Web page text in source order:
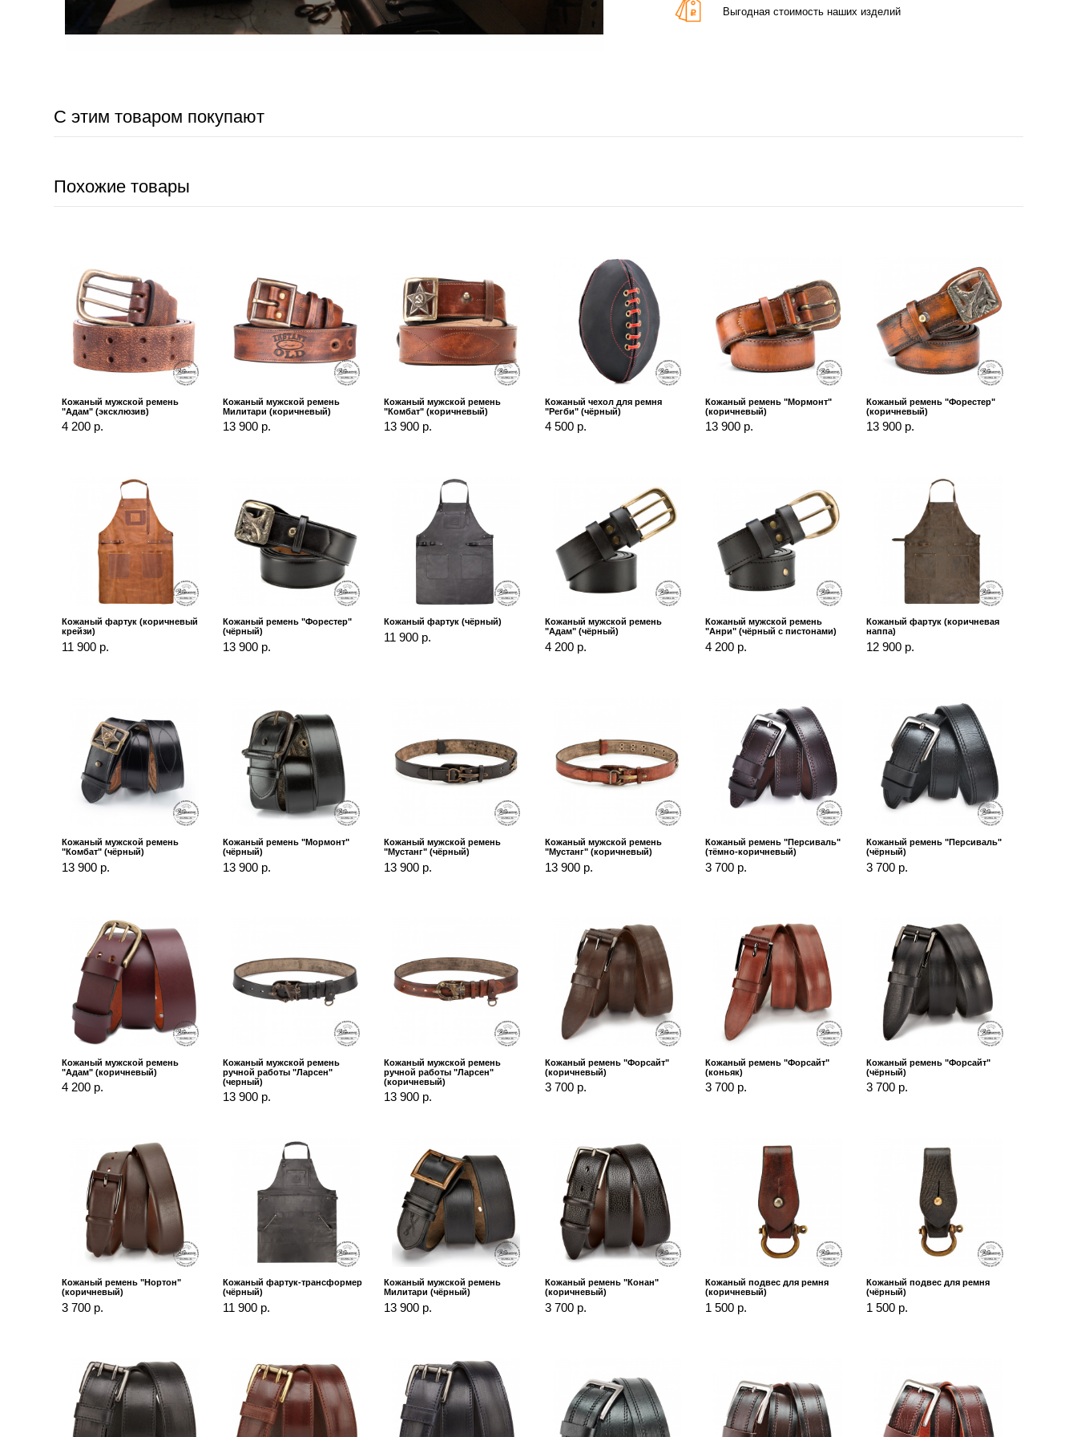
Выгодная стоимость наших изделий
С этим товаром покупают
Похожие товары
Кожаный мужской ремень
"Адам" (эксклюзив)
4 200 р.
Кожаный мужской ремень
Милитари (коричневый)
13 900 р.
Кожаный мужской ремень
"Комбат" (коричневый)
13 900 р.
Кожаный чехол для ремня
"Регби" (чёрный)
4 500 р.
Кожаный ремень "Мормонт"
(коричневый)
13 900 р.
Кожаный ремень "Форестер"
(коричневый)
13 900 р.
Кожаный фартук (коричневый
крейзи)
11 900 р.
Кожаный ремень "Форестер"
(чёрный)
13 900 р.
Кожаный фартук (чёрный)
11 900 р.
Кожаный мужской ремень
"Адам" (чёрный)
4 200 р.
Кожаный мужской ремень
"Анри" (чёрный с пистонами)
4 200 р.
Кожаный фартук (коричневая
наппа)
12 900 р.
Кожаный мужской ремень
"Комбат" (чёрный)
13 900 р.
Кожаный ремень "Мормонт"
(чёрный)
13 900 р.
Кожаный мужской ремень
"Мустанг" (чёрный)
13 900 р.
Кожаный мужской ремень
"Мустанг" (коричневый)
13 900 р.
Кожаный ремень "Персиваль"
(тёмно-коричневый)
3 700 р.
Кожаный ремень "Персиваль"
(чёрный)
3 700 р.
Кожаный мужской ремень
"Адам" (коричневый)
4 200 р.
Кожаный мужской ремень
ручной работы "Ларсен"
(черный)
13 900 р.
Кожаный мужской ремень
ручной работы "Ларсен"
(коричневый)
13 900 р.
Кожаный ремень "Форсайт"
(коричневый)
3 700 р.
Кожаный ремень "Форсайт"
(коньяк)
3 700 р.
Кожаный ремень "Форсайт"
(чёрный)
3 700 р.
Кожаный ремень "Нортон"
(коричневый)
3 700 р.
Кожаный фартук-трансформер
(чёрный)
11 900 р.
Кожаный мужской ремень
Милитари (чёрный)
13 900 р.
Кожаный ремень "Конан"
(коричневый)
3 700 р.
Кожаный подвес для ремня
(коричневый)
1 500 р.
Кожаный подвес для ремня
(чёрный)
1 500 р.